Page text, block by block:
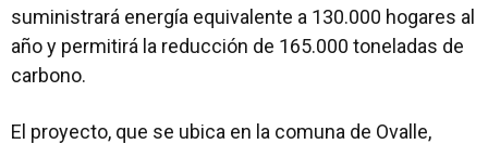
suministrará energía equivalente a 130.000 hogares al
año y permitirá la reducción de 165.000 toneladas de
carbono.
El proyecto, que se ubica en la comuna de Ovalle,